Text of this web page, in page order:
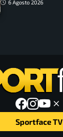
6 Agosto 2026
Sportface TV